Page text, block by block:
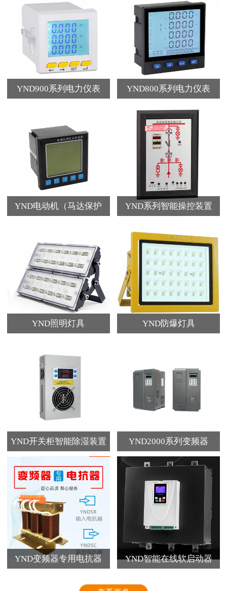
YND900系列电力仪表 YND800系列电力仪表
YND电动机（马达保护 YND系列智能操控装置
YND照明灯具 YND防爆灯具
YND开关柜智能除湿装置 YND2000系列变频器
YND变频器专用电抗器 YND智能在线软启动器